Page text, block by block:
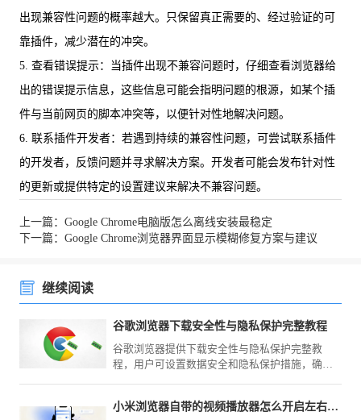
出现兼容性问题的概率越大。只保留真正需要的、经过验证的可
靠插件，减少潜在的冲突。
5. 查看错误提示：当插件出现不兼容问题时，仔细查看浏览器给
出的错误提示信息，这些信息可能会指明问题的根源，如某个插
件与当前网页的脚本冲突等，以便针对性地解决问题。
6. 联系插件开发者：若遇到持续的兼容性问题，可尝试联系插件
的开发者，反馈问题并寻求解决方案。开发者可能会发布针对性
的更新或提供特定的设置建议来解决不兼容问题。
上一篇：Google Chrome电脑版怎么离线安装最稳定
下一篇：Google Chrome浏览器界面显示模糊修复方案与建议
继续阅读
谷歌浏览器下载安全性与隐私保护完整教程
谷歌浏览器提供下载安全性与隐私保护完整教
程，用户可设置数据安全和隐私保护措施，确保
小米浏览器自带的视频播放器怎么开启左右滑动调亮度